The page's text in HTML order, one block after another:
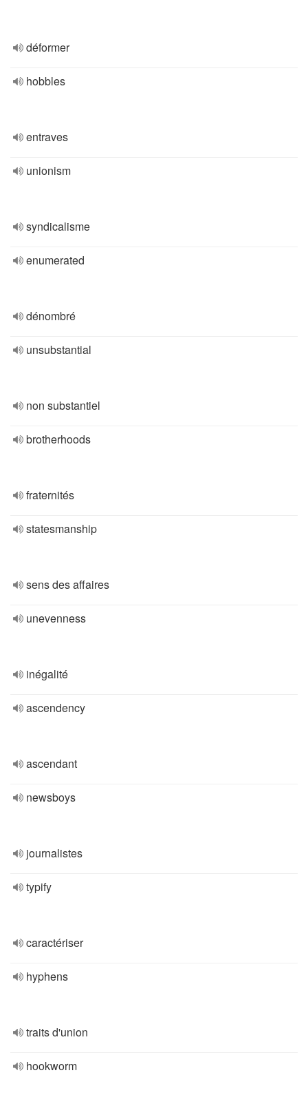
déformer
hobbles
entraves
unionism
syndicalisme
enumerated
dénombré
unsubstantial
non substantiel
brotherhoods
fraternités
statesmanship
sens des affaires
unevenness
inégalité
ascendency
ascendant
newsboys
journalistes
typify
caractériser
hyphens
traits d'union
hookworm